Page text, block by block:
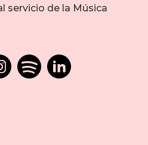
servicio de la Música